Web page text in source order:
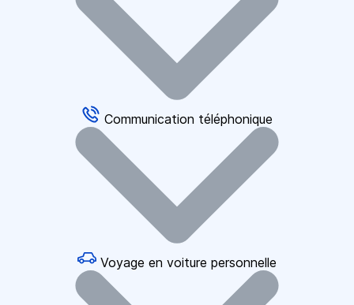
Communication téléphonique
Voyage en voiture personnelle